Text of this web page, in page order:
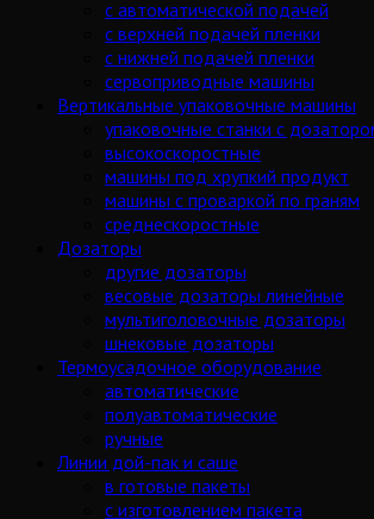
с автоматической подачей
с верхней подачей пленки
с нижней подачей пленки
сервоприводные машины
Вертикальные упаковочные машины
упаковочные станки с
высокоскоростные
машины под хрупкий продукт
машины с проваркой по граням
среднескоростные
Дозаторы
другие дозаторы
весовые дозаторы линейные
мультиголовочные дозаторы
шнековые дозаторы
Термоусадочное оборудование
автоматические
полуавтоматические
ручные
Линии дой-пак и саше
в готовые пакеты
с изготовлением пакета